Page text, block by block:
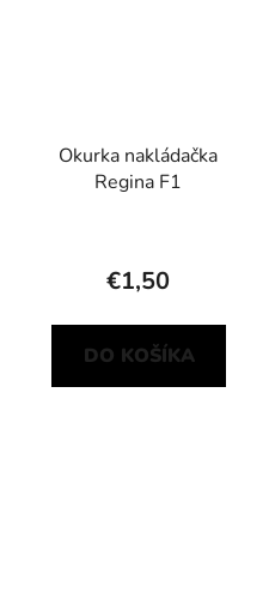
Okurka nakládačka
Regina F1
€1,50
DO KOŠÍKA